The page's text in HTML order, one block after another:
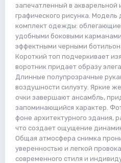
запечатленный в
графического рисунка.
комплект одежды:
удобными боковыми
эффектными черными
Короткий топ подчеркивает
воротник придает образу
Длинные полупрозрачные
воздушности силуэту. Яркие
очки завершают ансамбль,
запоминающийся характер.
фоне архитектурного здания,
что создает ощущение
Общая атмосфера снимка
уверенностью и легкой
современного стиля и